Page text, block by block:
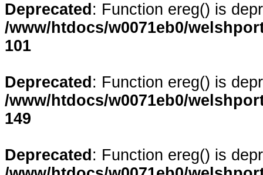
Deprecated : Function ereg() is
/www/htdocs/w0071eb0/
101
Deprecated : Function ereg() is
/www/htdocs/w0071eb0/
149
Deprecated : Function ereg() is